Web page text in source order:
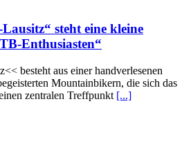
steht eine kleine
Enthusiasten“
besteht aus einer handverlesenen
Mountainbikern, die sich das
zentralen Treffpunkt [...]